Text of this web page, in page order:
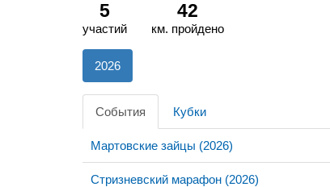
5
участий
42
км. пройдено
2026
События Кубки
Мартовские зайцы (2026)
Стризневский марафон (2026)